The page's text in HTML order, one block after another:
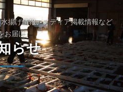
揚げ情報、メディア掲載情報など
お届け
らせ